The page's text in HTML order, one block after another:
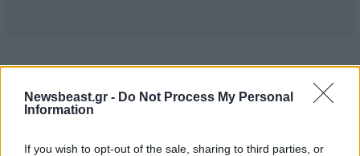
Newsbeast.gr - Do Not Process My Personal
Information
If you wish to opt-out of the sale, sharing to third parties, or
TRENDING